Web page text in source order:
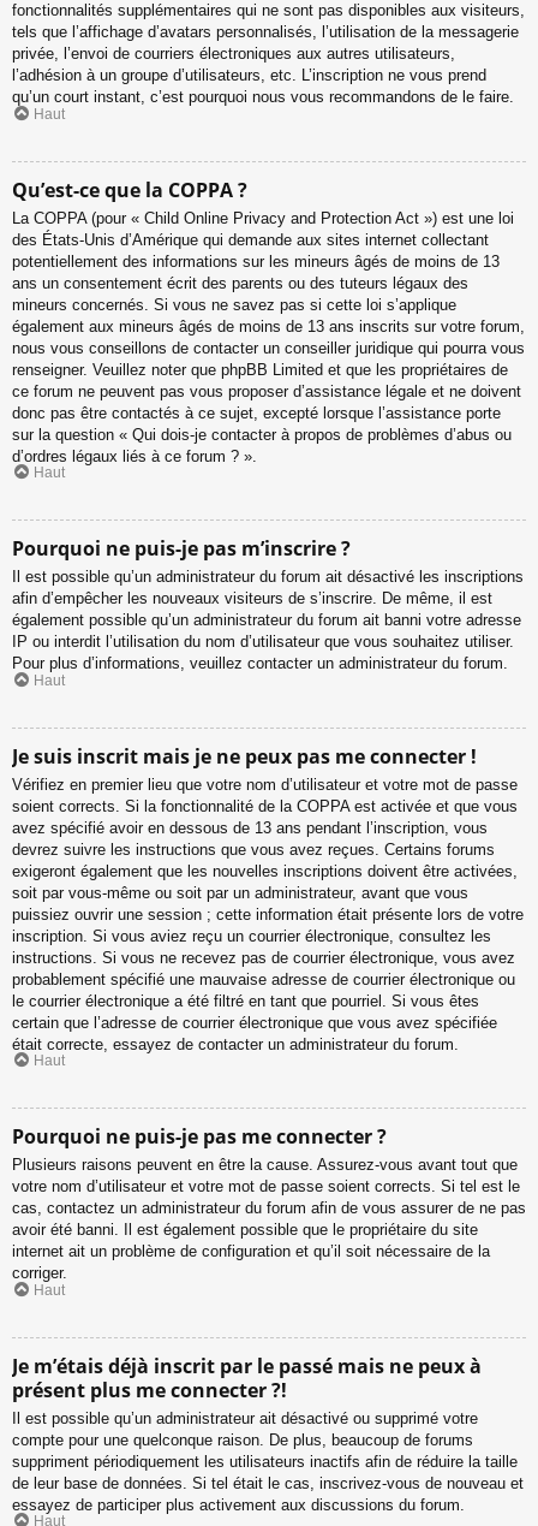
fonctionnalités supplémentaires qui ne sont pas disponibles aux visiteurs,
tels que l’affichage d’avatars personnalisés, l’utilisation de la messagerie
privée, l’envoi de courriers électroniques aux autres utilisateurs,
l’adhésion à un groupe d’utilisateurs, etc. L’inscription ne vous prend
qu’un court instant, c’est pourquoi nous vous recommandons de le faire.
Haut
Qu’est-ce que la COPPA ?
La COPPA (pour « Child Online Privacy and Protection Act ») est une loi
des États-Unis d’Amérique qui demande aux sites internet collectant
potentiellement des informations sur les mineurs âgés de moins de 13
ans un consentement écrit des parents ou des tuteurs légaux des
mineurs concernés. Si vous ne savez pas si cette loi s’applique
également aux mineurs âgés de moins de 13 ans inscrits sur votre forum,
nous vous conseillons de contacter un conseiller juridique qui pourra vous
renseigner. Veuillez noter que phpBB Limited et que les propriétaires de
ce forum ne peuvent pas vous proposer d’assistance légale et ne doivent
donc pas être contactés à ce sujet, excepté lorsque l’assistance porte
sur la question « Qui dois-je contacter à propos de problèmes d’abus ou
d’ordres légaux liés à ce forum ? ».
Haut
Pourquoi ne puis-je pas m’inscrire ?
Il est possible qu’un administrateur du forum ait désactivé les inscriptions
afin d’empêcher les nouveaux visiteurs de s’inscrire. De même, il est
également possible qu’un administrateur du forum ait banni votre adresse
IP ou interdit l’utilisation du nom d’utilisateur que vous souhaitez utiliser.
Pour plus d’informations, veuillez contacter un administrateur du forum.
Haut
Je suis inscrit mais je ne peux pas me connecter !
Vérifiez en premier lieu que votre nom d’utilisateur et votre mot de passe
soient corrects. Si la fonctionnalité de la COPPA est activée et que vous
avez spécifié avoir en dessous de 13 ans pendant l’inscription, vous
devrez suivre les instructions que vous avez reçues. Certains forums
exigeront également que les nouvelles inscriptions doivent être activées,
soit par vous-même ou soit par un administrateur, avant que vous
puissiez ouvrir une session ; cette information était présente lors de votre
inscription. Si vous aviez reçu un courrier électronique, consultez les
instructions. Si vous ne recevez pas de courrier électronique, vous avez
probablement spécifié une mauvaise adresse de courrier électronique ou
le courrier électronique a été filtré en tant que pourriel. Si vous êtes
certain que l’adresse de courrier électronique que vous avez spécifiée
était correcte, essayez de contacter un administrateur du forum.
Haut
Pourquoi ne puis-je pas me connecter ?
Plusieurs raisons peuvent en être la cause. Assurez-vous avant tout que
votre nom d’utilisateur et votre mot de passe soient corrects. Si tel est le
cas, contactez un administrateur du forum afin de vous assurer de ne pas
avoir été banni. Il est également possible que le propriétaire du site
internet ait un problème de configuration et qu’il soit nécessaire de la
corriger.
Haut
Je m’étais déjà inscrit par le passé mais ne peux à
présent plus me connecter ?!
Il est possible qu’un administrateur ait désactivé ou supprimé votre
compte pour une quelconque raison. De plus, beaucoup de forums
suppriment périodiquement les utilisateurs inactifs afin de réduire la taille
de leur base de données. Si tel était le cas, inscrivez-vous de nouveau et
essayez de participer plus activement aux discussions du forum.
Haut